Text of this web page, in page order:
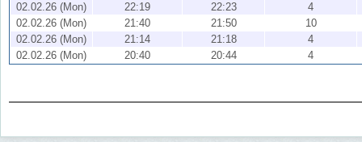
02.02.26 (Mon)
22:19 22:23
4
02.02.26 (Mon)
21:40 21:50
10
02.02.26 (Mon)
21:14 21:18
4
02.02.26 (Mon)
20:40 20:44 4